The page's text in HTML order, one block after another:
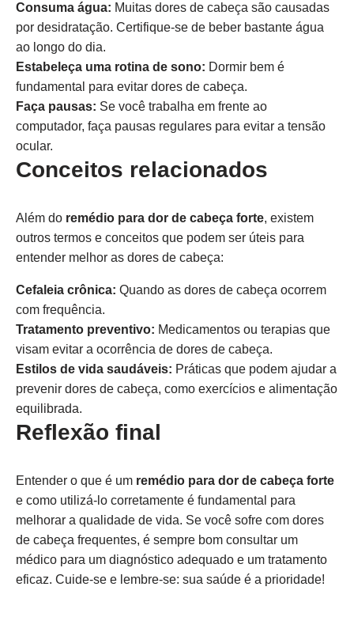
Consuma água: Muitas dores de cabeça são causadas
por desidratação. Certifique-se de beber bastante água
ao longo do dia.
Estabeleça uma rotina de sono: Dormir bem é
fundamental para evitar dores de cabeça.
Faça pausas: Se você trabalha em frente ao
computador, faça pausas regulares para evitar a tensão
ocular.
Conceitos relacionados
Além do remédio para dor de cabeça forte, existem
outros termos e conceitos que podem ser úteis para
entender melhor as dores de cabeça:
Cefaleia crônica: Quando as dores de cabeça ocorrem
com frequência.
Tratamento preventivo: Medicamentos ou terapias que
visam evitar a ocorrência de dores de cabeça.
Estilos de vida saudáveis: Práticas que podem ajudar a
prevenir dores de cabeça, como exercícios e alimentação
equilibrada.
Reflexão final
Entender o que é um remédio para dor de cabeça forte
e como utilizá-lo corretamente é fundamental para
melhorar a qualidade de vida. Se você sofre com dores
de cabeça frequentes, é sempre bom consultar um
médico para um diagnóstico adequado e um tratamento
eficaz. Cuide-se e lembre-se: sua saúde é a prioridade!